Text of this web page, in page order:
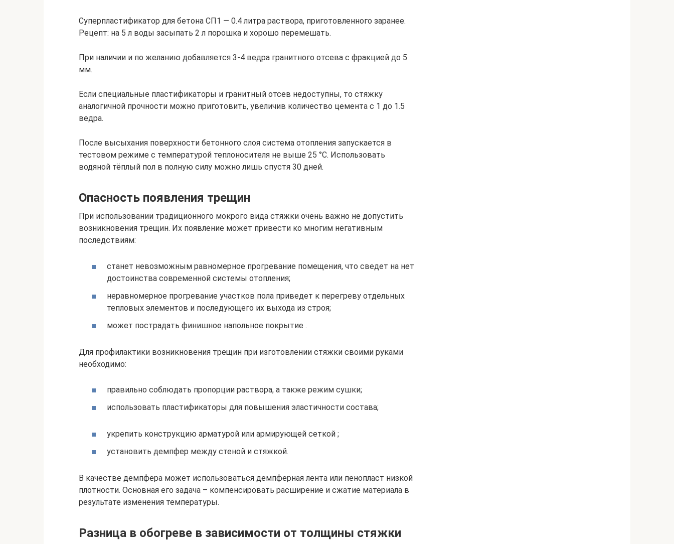
Суперпластификатор для бетона СП1 — 0.4 литра раствора, приготовленного заранее.
Рецепт: на 5 л воды засыпать 2 л порошка и хорошо перемешать.
При наличии и по желанию добавляется 3-4 ведра гранитного отсева с фракцией до 5
мм.
Если специальные пластификаторы и гранитный отсев недоступны, то стяжку
аналогичной прочности можно приготовить, увеличив количество цемента с 1 до 1.5
ведра.
После высыхания поверхности бетонного слоя система отопления запускается в
тестовом режиме с температурой теплоносителя не выше 25 °С. Использовать
водяной тёплый пол в полную силу можно лишь спустя 30 дней.
Опасность появления трещин
При использовании традиционного мокрого вида стяжки очень важно не допустить
возникновения трещин. Их появление может привести ко многим негативным
последствиям:
станет невозможным равномерное прогревание помещения, что сведет на нет
достоинства современной системы отопления;
неравномерное прогревание участков пола приведет к перегреву отдельных
тепловых элементов и последующего их выхода из строя;
может пострадать финишное напольное покрытие .
Для профилактики возникновения трещин при изготовлении стяжки своими руками
необходимо:
правильно соблюдать пропорции раствора, а также режим сушки;
использовать пластификаторы для повышения эластичности состава;
укрепить конструкцию арматурой или армирующей сеткой ;
установить демпфер между стеной и стяжкой.
В качестве демпфера может использоваться демпферная лента или пенопласт низкой
плотности. Основная его задача – компенсировать расширение и сжатие материала в
результате изменения температуры.
Разница в обогреве в зависимости от толщины стяжки